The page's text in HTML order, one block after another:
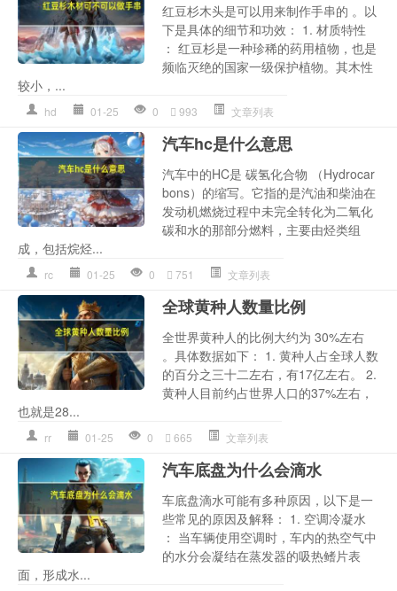
红豆杉木头是可以用来制作手串的 。以
下是具体的细节和功效： 1. 材质特性
： 红豆杉是一种珍稀的药用植物，也是
频临灭绝的国家一级保护植物。其木性
较小，...
hd 01-25 0 993 文章列表
汽车hc是什么意思
汽车中的HC是 碳氢化合物 （Hydrocar
bons）的缩写。它指的是汽油和柴油在
发动机燃烧过程中未完全转化为二氧化
碳和水的那部分燃料，主要由烃类组
成，包括烷烃...
rc 01-25 0 751 文章列表
全球黄种人数量比例
全世界黄种人的比例大约为 30%左右
。具体数据如下： 1. 黄种人占全球人数
的百分之三十二左右，有17亿左右。 2.
黄种人目前约占世界人口的37%左右，
也就是28...
rr 01-25 0 665 文章列表
汽车底盘为什么会滴水
车底盘滴水可能有多种原因，以下是一
些常见的原因及解释： 1. 空调冷凝水
： 当车辆使用空调时，车内的热空气中
的水分会凝结在蒸发器的吸热鳍片表
面，形成水...